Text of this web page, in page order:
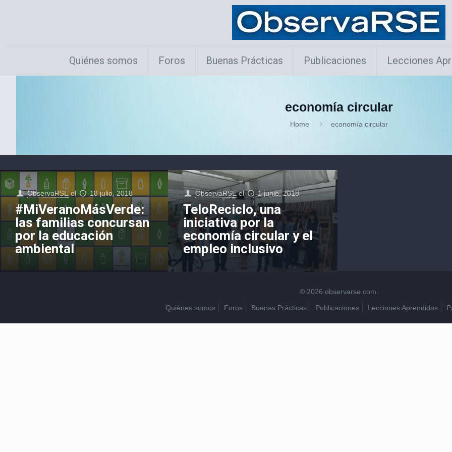
Quiénes somos Foros Buenas Prácticas Publicaciones Lecciones
economía circular
Home economía circular
ObservaRSE el 18 julio, 2018
#MiVeranoMásVerde:
las familias concursan
por la educación
ambiental
ObservaRSE el 1 junio, 2018
TeloReciclo, una
iniciativa por la
economía circular y el
empleo inclusivo
© 2026 observarse.com.
Quiénes somos
Foros Buenas Prácticas Publicaciones Lecciones Aprendidas